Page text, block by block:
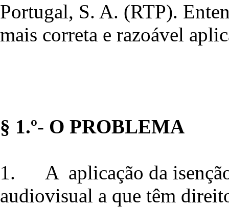
Portugal, S. A. (RTP).
mais correta e razoável
§ 1.º- O PROBLEMA
1.
A aplicação da
audiovisual a que têm